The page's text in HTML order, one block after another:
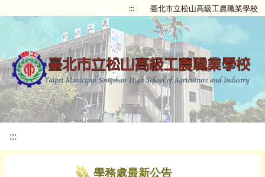
::: 臺北市立松山高級工農職業學校
:::
學務處最新公告